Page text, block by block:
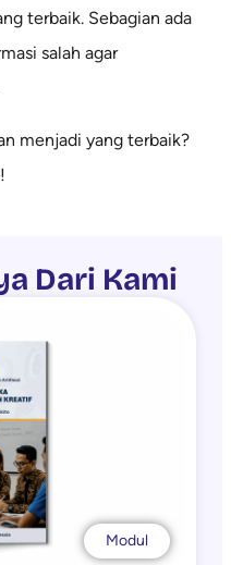
terbaik. Sebagian ada
salah agar
menjadi yang terbaik?
Dari Kami
Modul